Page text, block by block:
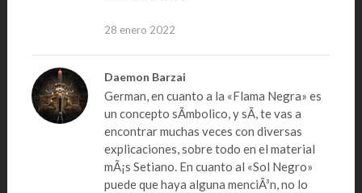
28 enero 2022
Daemon Barzai
German, en cuanto a la «Flama Negra» es
un concepto sÃ­mbolico, y sÃ­, te vas a
encontrar muchas veces con diversas
explicaciones, sobre todo en el material
mÃ¡s Setiano. En cuanto al «Sol Negro»
puede que haya alguna menciÃ³n, no lo